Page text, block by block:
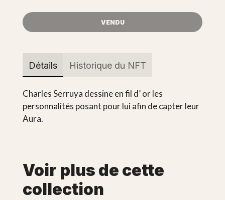
VENDU
Détails Historique du NFT
Charles Serruya dessine en fil d’ or les
personnalités posant pour lui afin de capter leur
Aura.
Voir plus de cette
collection